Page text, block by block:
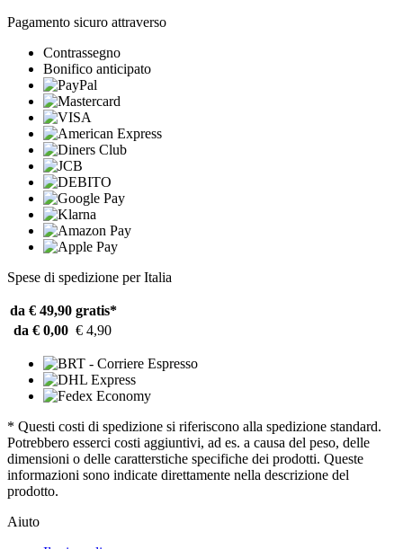
Pagamento sicuro attraverso
Contrassegno
Bonifico anticipato
Spese di spedizione per Italia
da € 49,90 gratis*
da € 0,00 € 4,90
* Questi costi di spedizione si riferiscono alla spedizione standard.
Potrebbero esserci costi aggiuntivi, ad es. a causa del peso, delle
dimensioni o delle caratterstiche specifiche dei prodotti. Queste
informazioni sono indicate direttamente nella descrizione del
prodotto.
Aiuto